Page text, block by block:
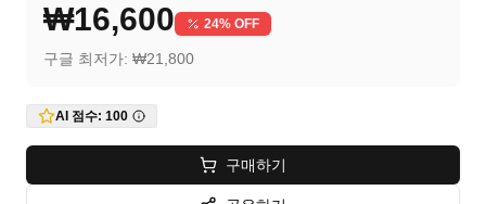
₩16,600 24% OFF
구글 최저가: ₩21,800
AI 점수: 100
구매하기